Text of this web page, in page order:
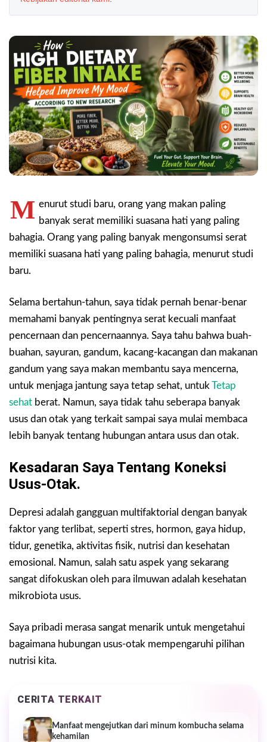
M enurut studi baru, orang yang makan paling
banyak serat memiliki suasana hati yang paling
bahagia. Orang yang paling banyak mengonsumsi serat
memiliki suasana hati yang paling bahagia, menurut studi
baru.
Selama bertahun-tahun, saya tidak pernah benar-benar
memahami banyak pentingnya serat kecuali manfaat
pencernaan dan pencernaannya. Saya tahu bahwa buah-
buahan, sayuran, gandum, kacang-kacangan dan makanan
gandum yang saya makan membantu saya mencerna,
untuk menjaga jantung saya tetap sehat, untuk Tetap
sehat berat. Namun, saya tidak tahu seberapa banyak
usus dan otak yang terkait sampai saya mulai membaca
lebih banyak tentang hubungan antara usus dan otak.
Kesadaran Saya Tentang Koneksi
Usus-Otak.
Depresi adalah gangguan multifaktorial dengan banyak
faktor yang terlibat, seperti stres, hormon, gaya hidup,
tidur, genetika, aktivitas fisik, nutrisi dan kesehatan
emosional. Namun, salah satu aspek yang sekarang
sangat difokuskan oleh para ilmuwan adalah kesehatan
mikrobiota usus.
Saya pribadi merasa sangat menarik untuk mengetahui
bagaimana hubungan usus-otak mempengaruhi pilihan
nutrisi kita.
CERITA TERKAIT
Manfaat mengejutkan dari minum kombucha selama
kehamilan